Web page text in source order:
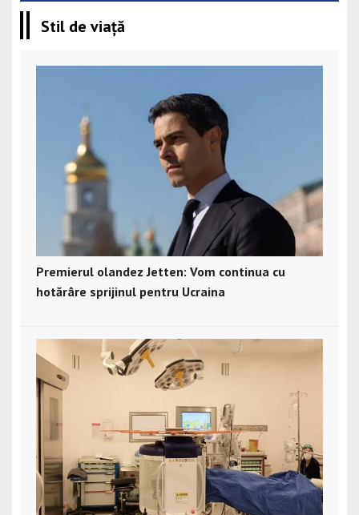
Stil de viață
Premierul olandez Jetten: Vom continua cu
hotărâre sprijinul pentru Ucraina